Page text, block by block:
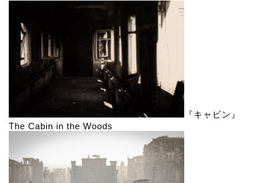
『キャビン』
The Cabin in the Woods